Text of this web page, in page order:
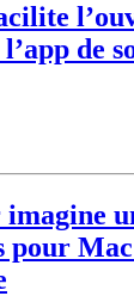
de
pour